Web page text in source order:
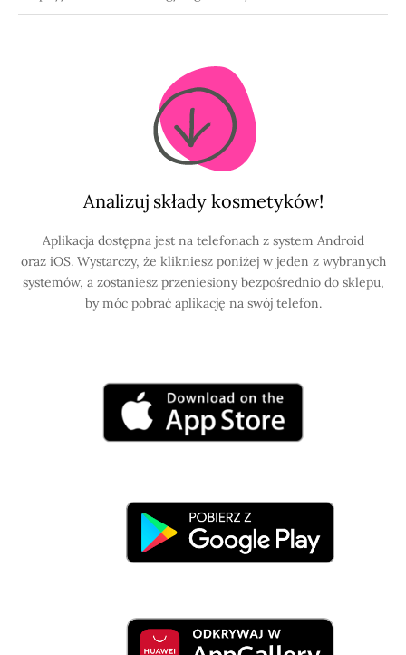
Analizuj składy kosmetyków!
Aplikacja dostępna jest na telefonach z system Android
oraz iOS. Wystarczy, że klikniesz poniżej w jeden z wybranych
systemów, a zostaniesz przeniesiony bezpośrednio do sklepu,
by móc pobrać aplikację na swój telefon.